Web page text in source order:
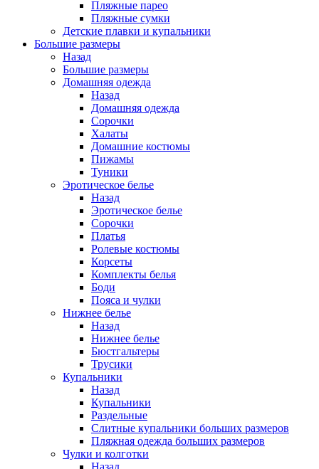
Пляжные парео
Пляжные сумки
Детские плавки и купальники
Большие размеры
Назад
Большие размеры
Домашняя одежда
Назад
Домашняя одежда
Сорочки
Халаты
Домашние костюмы
Пижамы
Туники
Эротическое белье
Назад
Эротическое белье
Сорочки
Платья
Ролевые костюмы
Корсеты
Комплекты белья
Боди
Пояса и чулки
Нижнее белье
Назад
Нижнее белье
Бюстгальтеры
Трусики
Купальники
Назад
Купальники
Раздельные
Слитные купальники больших размеров
Пляжная одежда больших размеров
Чулки и колготки
Назад